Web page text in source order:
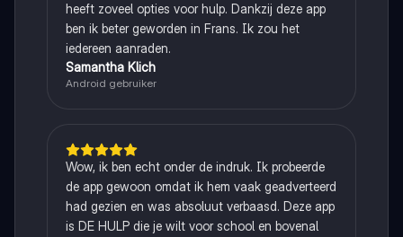
heeft zoveel opties voor hulp. Dankzij deze app
ben ik beter geworden in Frans. Ik zou het
iedereen aanraden.
Samantha Klich
Android gebruiker
Wow, ik ben echt onder de indruk. Ik probeerde
de app gewoon omdat ik hem vaak geadverteerd
had gezien en was absoluut verbaasd. Deze app
is DE HULP die je wilt voor school en bovenal